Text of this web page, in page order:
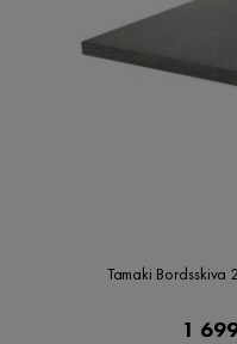
Tamaki Bordsskiva
1